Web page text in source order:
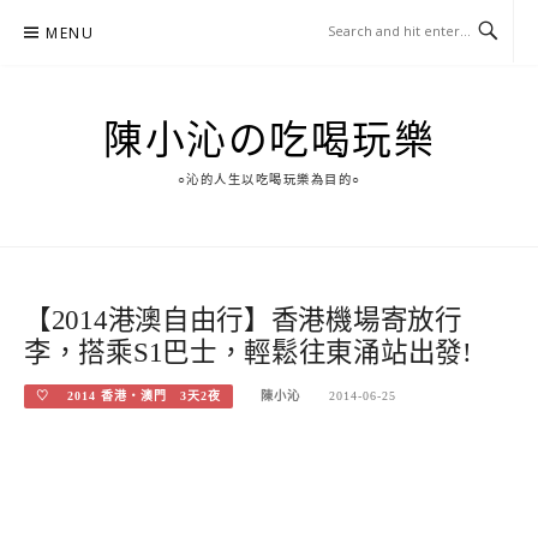
MENU
陳小沁の吃喝玩樂
○沁的人生以吃喝玩樂為目的○
【2014港澳自由行】香港機場寄放行
李，搭乘S1巴士，輕鬆往東涌站出發!
♡ 2014 香港‧澳門 3天2夜 陳小沁 2014-06-25